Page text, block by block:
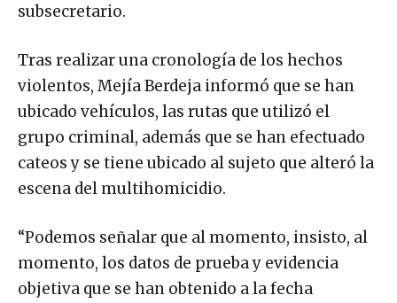
subsecretario.
Tras realizar una cronología de los hechos
violentos, Mejía Berdeja informó que se han
ubicado vehículos, las rutas que utilizó el
grupo criminal, además que se han efectuado
cateos y se tiene ubicado al sujeto que alteró la
escena del multihomicidio.
“Podemos señalar que al momento, insisto, al
momento, los datos de prueba y evidencia
objetiva que se han obtenido a la fecha